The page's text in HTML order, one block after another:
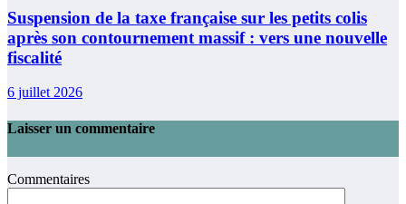
Suspension de la taxe française sur les petits colis
après son contournement massif : vers une nouvelle
fiscalité
6 juillet 2026
Laisser un commentaire
Commentaires